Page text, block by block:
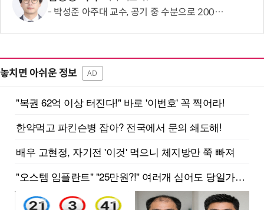
박성준 아주대 교수, 공기 중 수분으로 200㎛ 피부 부착 전지 개발
놓치면 아쉬운 정보 AD